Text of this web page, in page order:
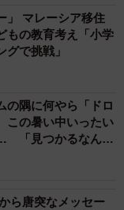
」 マレーシア移住
の教育考え「小学
で挑戦」
隅に何やら「ドロ
の暑い中いったい
「見つかるなんて
ら唐突なメッセー